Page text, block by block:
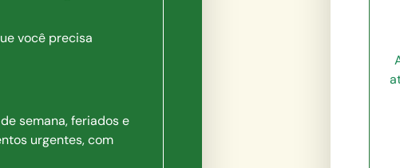
você precisa
semana, feriados e
urgentes, com